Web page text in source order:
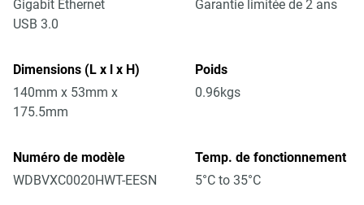
Gigabit Ethernet
USB 3.0
Garantie limitée de 2 ans
Dimensions (L x l x H)
140mm x 53mm x
175.5mm
Poids
0.96kgs
Numéro de modèle
WDBVXC0020HWT-EESN
Temp. de fonctionnement
5°C to 35°C